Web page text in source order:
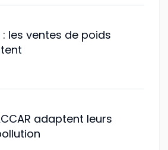
mise à jour facilitée
Mack Trucks franchit une
simplification de la
et partir »), int�...
les ventes de poids
adaptent leurs